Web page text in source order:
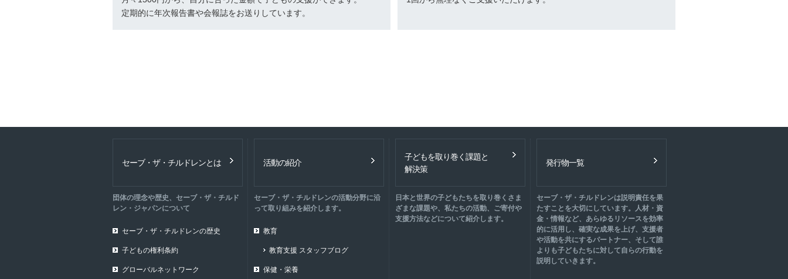
定期的に年次報告書や会報誌をお送りしています。
セーブ・ザ・チルドレンとは
団体の理念や歴史、セーブ・ザ・チルド
レン・ジャパンについて
セーブ・ザ・チルドレンの歴史
子どもの権利条約
グローバルネットワーク
活動の紹介
セーブ・ザ・チルドレンの活動分野に沿
って取り組みを紹介します。
教育
教育支援 スタッフブログ
保健・栄養
子どもを取り巻く課題と
解決策
日本と世界の子どもたちを取り巻くさま
ざまな課題や、私たちの活動、ご寄付や
支援方法などについて紹介します。
発行物一覧
セーブ・ザ・チルドレンは説明責任を果
たすことを大切にしています。人材・資
金・情報など、あらゆるリソースを効率
的に活用し、確実な成果を上げ、支援者
や活動を共にするパートナー、そして誰
よりも子どもたちに対して自らの行動を
説明していきます。